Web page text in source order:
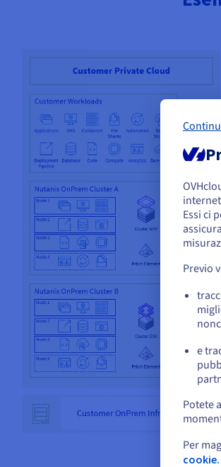
e
Essi ci
Previo
e
Potete
Per
cookie.